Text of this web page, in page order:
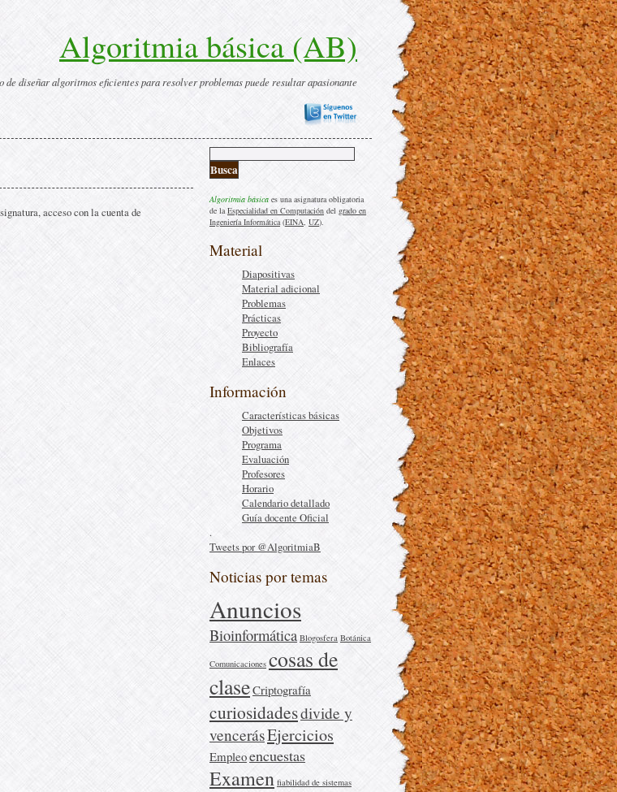
Algoritmia básica (AB)
de diseñar algoritmos eficientes para resolver problemas puede resultar apasionante
Algoritmia básica es una asignatura obligatoria
de laEspecialidad en Computación del grado en
Ingeniería Informática(EINA, UZ).
Material
Diapositivas
Material adicional
Problemas
Prácticas
Proyecto
Bibliografía
Enlaces
Información
Características básicas
Objetivos
Programa
Evaluación
Profesores
Horario
Calendario detallado
Guía docente Oficial
.
Tweets por @AlgoritmiaB
Noticias por temas
Anuncios
Bioinformática Blogosfera Botánica
Comunicaciones cosas de
claseCriptografía
curiosidadesdivide y
vencerásEjercicios
Empleoencuestas
Examen fiabilidad de sistemas
acceso con la cuenta de